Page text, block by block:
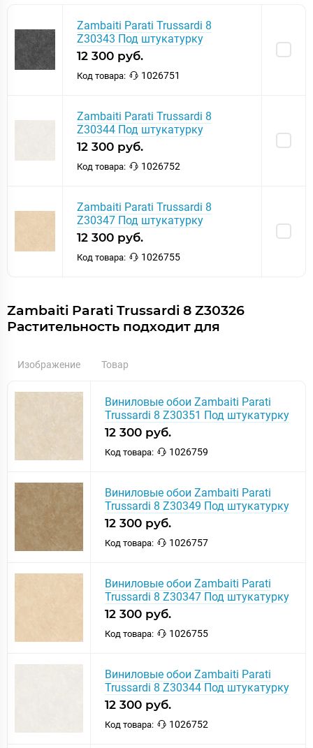
Zambaiti Parati Trussardi 8
Z30343 Под штукатурку
12 300 руб.
Код товара: 1026751
Zambaiti Parati Trussardi 8
Z30344 Под штукатурку
12 300 руб.
Код товара: 1026752
Zambaiti Parati Trussardi 8
Z30347 Под штукатурку
12 300 руб.
Код товара: 1026755
Zambaiti Parati Trussardi 8 Z30326
Растительность подходит для
Изображение Товар
Виниловые обои Zambaiti Parati
Trussardi 8 Z30351 Под штукатурку
12 300 руб.
Код товара: 1026759
Виниловые обои Zambaiti Parati
Trussardi 8 Z30349 Под штукатурку
12 300 руб.
Код товара: 1026757
Виниловые обои Zambaiti Parati
Trussardi 8 Z30347 Под штукатурку
12 300 руб.
Код товара: 1026755
Виниловые обои Zambaiti Parati
Trussardi 8 Z30344 Под штукатурку
12 300 руб.
Код товара: 1026752